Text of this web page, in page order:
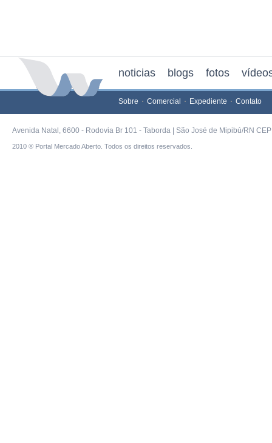
noticias blogs fotos
Sobre Comercial Expediente Contato
Avenida Natal, 6600 - Rodovia Br 101 - Taborda | São José de Mipibú/RN
2010 ® Portal Mercado Aberto. Todos os direitos reservados.